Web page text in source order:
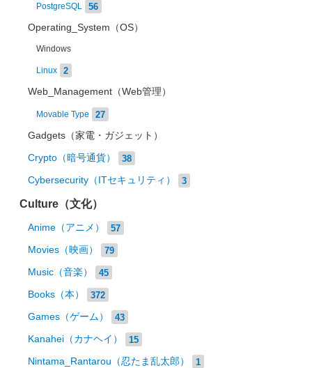
PostgreSQL 56
Operating_System（OS）
Windows
Linux 2
Web_Management（Web管理）
Movable Type 27
Gadgets（家電・ガジェット）
Crypto（暗号通貨） 38
Cybersecurity（ITセキュリティ） 3
Culture（文化）
Anime（アニメ） 57
Movies（映画） 79
Music（音楽） 45
Books（本） 372
Games（ゲーム） 43
Kanahei（カナヘイ） 15
Nintama_Rantarou（忍たま乱太郎） 1